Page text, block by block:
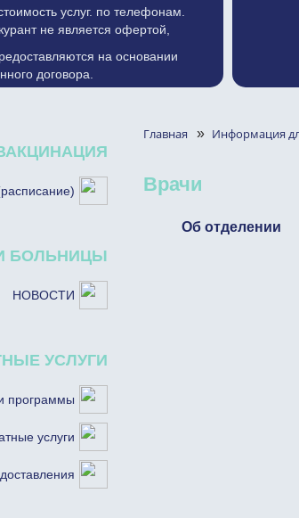
услуг. по телефонам.
не является офертой,
на основании
договора.
БОЛЬНИЦЫ
НОВОСТИ
УСЛУГИ
программы
услуги
Главная » Информация
Врачи
Об отделении